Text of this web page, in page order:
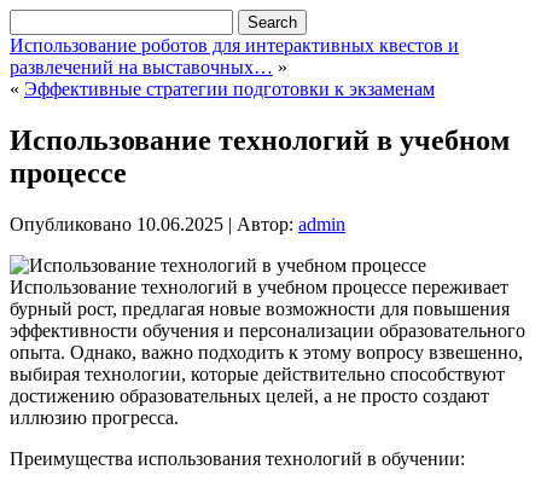
Использование роботов для интерактивных квестов и
развлечений на выставочных… »
« Эффективные стратегии подготовки к экзаменам
Использование технологий в учебном
процессе
Опубликовано 10.06.2025 | Автор: admin
Использование технологий в учебном процессе переживает
бурный рост, предлагая новые возможности для повышения
эффективности обучения и персонализации образовательного
опыта. Однако, важно подходить к этому вопросу взвешенно,
выбирая технологии, которые действительно способствуют
достижению образовательных целей, а не просто создают
иллюзию прогресса.
Преимущества использования технологий в обучении: